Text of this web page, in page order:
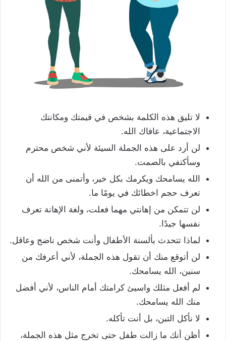
لا تليق هذه الكلمة بشخص في قيمتك ومكانتك
الاجتماعية، عافاك الله.
لن أرد على هذه الجملة السيئة لأني شخص محترم
وسأكتفي بالصمت.
الله يسامحك ويكرمك بكل خير، وأتمنى من الله أن
تعرف حجم اخطائك في يومًا ما.
لن تتمكن من إهانتي مهما فعلت، ولغة الإهانة تعرف
نفسها جيدًا.
لماذا تتحدث بألسنة الأطفال وأنت شخص ناضج وعاقل.
لن أتوقع منك أن تقول هذه الجملة، لأني أعرفك من
سنين، الله يسامحك.
لم أفعل مثلك واسيئ كرامتك أمام الناس، لأني أفضل
منك الله يسامحك.
لا نأكل التبن، بل أنت تأكله.
أظن أنك ما زالت طفل حتى تخرج مثل هذه الجملة،